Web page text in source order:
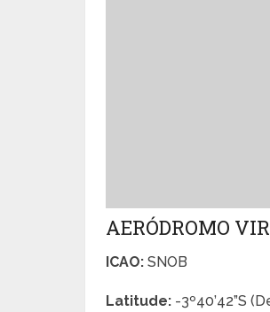
AERÓDROMO
ICAO: SNOB
Latitude: -3º40’42”S